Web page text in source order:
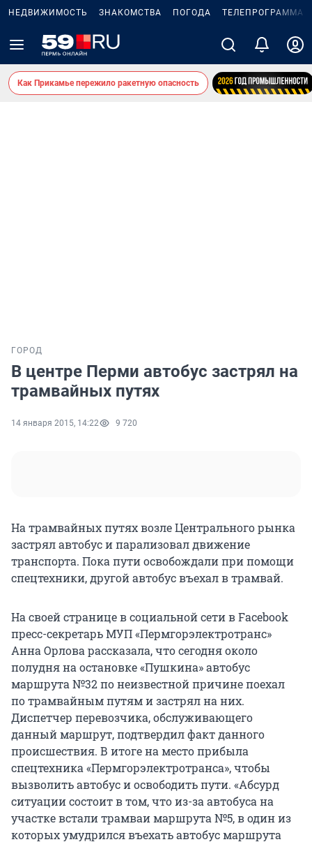
НЕДВИЖИМОСТЬ ЗНАКОМСТВА ПОГОДА ТЕЛЕПРОГРАММА
Как Прикамье пережило ракетную опасность
ГОРОД
В центре Перми автобус застрял на
трамвайных путях
14 января 2015, 14:22 9 720
На трамвайных путях возле Центрального рынка
застрял автобус и парализовал движение
транспорта. Пока пути освобождали при помощи
спецтехники, другой автобус въехал в трамвай.
На своей странице в социальной сети в Facebook
пресс-секретарь МУП «Пермгорэлектротранс»
Анна Орлова рассказала, что сегодня около
полудня на остановке «Пушкина» автобус
маршрута №32 по неизвестной причине поехал
по трамвайным путям и застрял на них.
Диспетчер перевозчика, обслуживающего
данный маршрут, подтвердил факт данного
происшествия. В итоге на место прибыла
спецтехника «Пермгорэлектротранса», чтобы
вызволить автобус и освободить пути. «Абсурд
ситуации состоит в том, что из-за автобуса на
участке встали трамваи маршрута №5, в один из
которых умудрился въехать автобус маршрута